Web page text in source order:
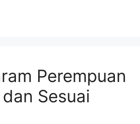
Perempuan
Sesuai